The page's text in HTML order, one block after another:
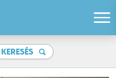
KERESÉS